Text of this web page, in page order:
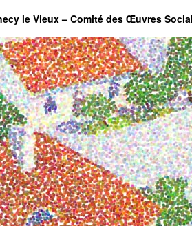
le Vieux – Comité des Œuvres